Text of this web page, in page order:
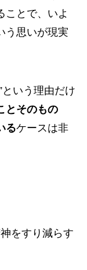
ことで、いよ
う思いが現実
という理由だけ
とそのもの
るケースは非
をすり減らす